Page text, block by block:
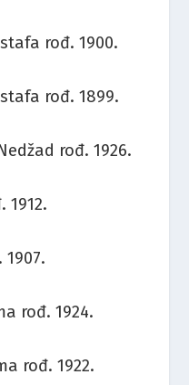
rođ. 1900.
rođ. 1899.
rođ. 1926.
1912.
rođ. 1924.
rođ. 1922.